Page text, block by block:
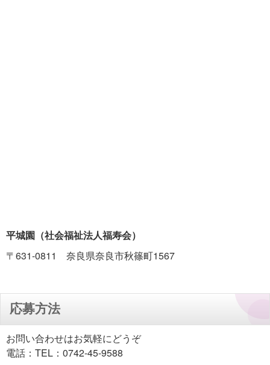
平城園（社会福祉法人福寿会）
〒631-0811 奈良県奈良市秋篠町1567
応募方法
お問い合わせはお気軽にどうぞ
電話：TEL：0742-45-9588